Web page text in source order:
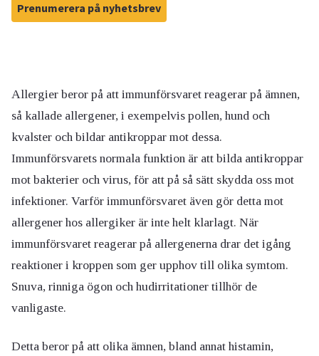
Prenumerera på nyhetsbrev
Allergier beror på att immunförsvaret reagerar på ämnen,
så kallade allergener, i exempelvis pollen, hund och
kvalster och bildar antikroppar mot dessa.
Immunförsvarets normala funktion är att bilda antikroppar
mot bakterier och virus, för att på så sätt skydda oss mot
infektioner. Varför immunförsvaret även gör detta mot
allergener hos allergiker är inte helt klarlagt. När
immunförsvaret reagerar på allergenerna drar det igång
reaktioner i kroppen som ger upphov till olika symtom.
Snuva, rinniga ögon och hudirritationer tillhör de
vanligaste.
Detta beror på att olika ämnen, bland annat histamin,